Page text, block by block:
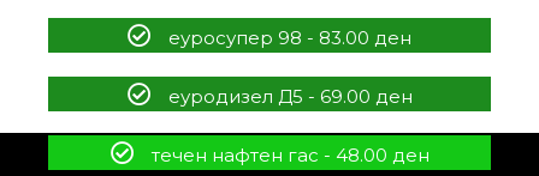
еуросупер 98 - 83.00 ден
еуродизел Д5 - 69.00 ден
течен нафтен гас - 48.00 ден